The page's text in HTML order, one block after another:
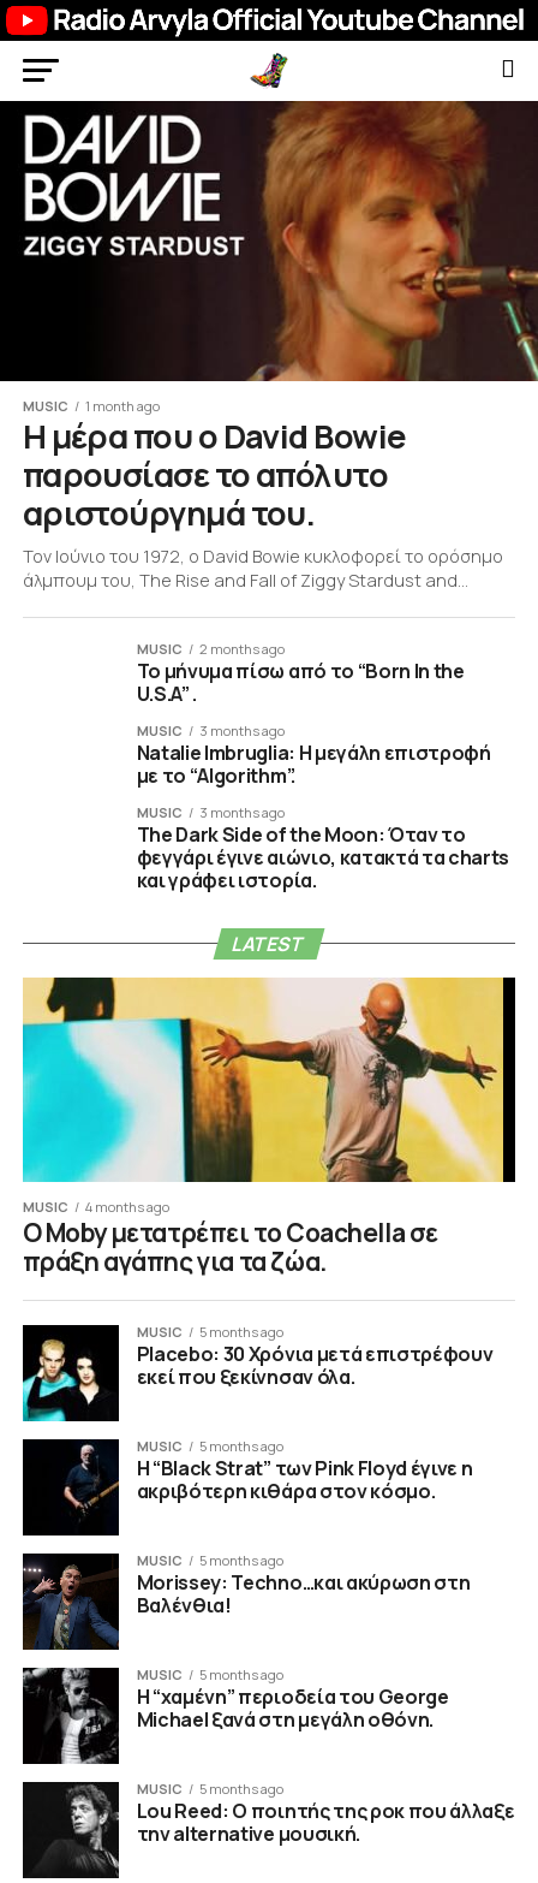
MUSIC 1 month ago
Η μέρα που ο David Bowie
παρουσίασε το απόλυτο
αριστούργημά του.
Τον Ιούνιο του 1972, ο David Bowie κυκλοφορεί το ορόσημο
άλμπουμ του, The Rise and Fall of Ziggy Stardust and...
MUSIC 2 months ago
Το μήνυμα πίσω από το “Born In the
U.S.A” .
MUSIC 3 months ago
Natalie Imbruglia: Η μεγάλη επιστροφή
με το “Algorithm”.
MUSIC 3 months ago
The Dark Side of the Moon: Όταν το
φεγγάρι έγινε αιώνιο, κατακτά τα charts
και γράφει ιστορία.
LATEST
MUSIC 4 months ago
O Moby μετατρέπει το Coachella σε
πράξη αγάπης για τα ζώα.
MUSIC 5 months ago
Placebo: 30 Χρόνια μετά επιστρέφουν
εκεί που ξεκίνησαν όλα.
MUSIC 5 months ago
Η “Black Strat” των Pink Floyd έγινε η
ακριβότερη κιθάρα στον κόσμο.
MUSIC 5 months ago
Morissey: Techno…και ακύρωση στη
Βαλένθια!
MUSIC 5 months ago
Η “χαμένη” περιοδεία του George
Michael ξανά στη μεγάλη οθόνη.
MUSIC 5 months ago
Lou Reed: Ο ποιητής της ροκ που άλλαξε
την alternative μουσική.